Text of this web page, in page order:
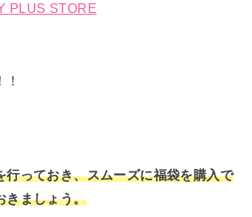
PLUS STORE
行っておき、スムーズに福袋を購入で
きましょう。